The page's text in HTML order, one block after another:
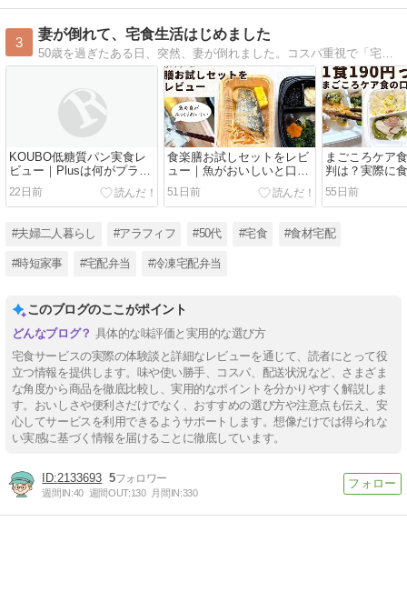
3
妻が倒れて、宅食生活はじめました
KOUBO低糖質パン実食レ
ビュー｜Plusは何がプラス
なの？食べ比べてわかった
クロワッサンの食べ応え
22日前
食楽膳お試しセットをレビ
ュー｜魚がおいしいと口コ
ミで評判のSOMPO宅配食
を実食しました
51日前
まごころケア
判は？実際に
た1食190円の
凍庫レンタル
55日前
#夫婦二人暮らし #アラフィフ #50代 #宅食 #食材宅配
#時短家事 #宅配弁当 #冷凍宅配弁当
このブログのここがポイント
具体的な味評価と実用的な選び方
宅食サービスの実際の体験談と詳細なレビューを通じて、読者にとって役
立つ情報を提供します。味や使い勝手、コスパ、配送状況など、さまざま
な角度から商品を徹底比較し、実用的なポイントを分かりやすく解説しま
す。おいしさや便利さだけでなく、おすすめの選び方や注意点も伝え、安
心してサービスを利用できるようサポートします。想像だけでは得られな
い実感に基づく情報を届けることに徹底しています。
2133693 5
週間IN:40 週間OUT:130 月間IN:330